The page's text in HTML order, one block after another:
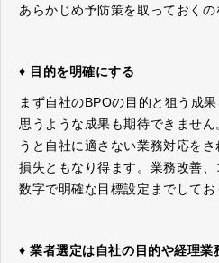
あらかじめ予防策を取っておくの
♦ 目的を明確にする
まず自社のBPOの目的と狙う成
思うような成果も期待できませ
うと自社に適さない業務対応を
損失ともなり得ます。業務改善
数字で明確な目標設定までしてお
♦ 業者選定は自社の目的や経理